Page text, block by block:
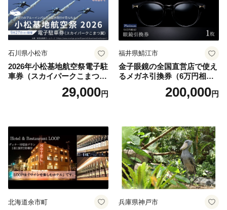
石川県小松市
2026年小松基地航空祭電子駐
車券（スカイパークこまつ
翼） 駐車場 シャトルバスの
りばすぐ 石川県 小松市
29,000円
福井県鯖江市
金子眼鏡の全国直営店で使え
るメガネ引換券（6万円相
当） Platinum200,000円
北海道余市町 兵庫県神戸市